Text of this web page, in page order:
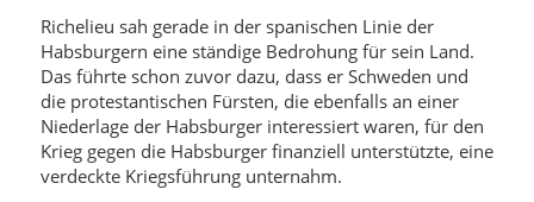
Richelieu sah gerade in der spanischen Linie der
Habsburgern eine ständige Bedrohung für sein Land.
Das führte schon zuvor dazu, dass er Schweden und
die protestantischen Fürsten, die ebenfalls an einer
Niederlage der Habsburger interessiert waren, für den
Krieg gegen die Habsburger finanziell unterstützte, eine
verdeckte Kriegsführung unternahm.